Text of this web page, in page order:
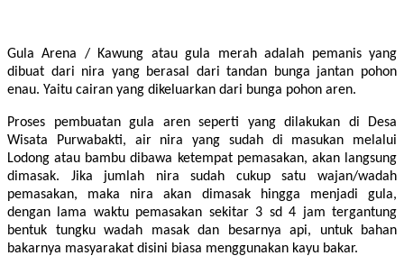
Gula Arena / Kawung atau gula merah adalah pemanis yang
dibuat dari nira yang berasal dari tandan bunga jantan pohon
enau. Yaitu cairan yang dikeluarkan dari bunga pohon aren.
Proses pembuatan gula aren seperti yang dilakukan di Desa
Wisata Purwabakti, air nira yang sudah di masukan melalui
Lodong atau bambu dibawa ketempat pemasakan, akan langsung
dimasak. Jika jumlah nira sudah cukup satu wajan/wadah
pemasakan, maka nira akan dimasak hingga menjadi gula,
dengan lama waktu pemasakan sekitar 3 sd 4 jam tergantung
bentuk tungku wadah masak dan besarnya api, untuk bahan
bakarnya masyarakat disini biasa menggunakan kayu bakar.